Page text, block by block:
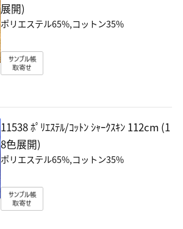
展開)
ポリエステル65%,コットン35%
11538 ﾎﾟﾘｴｽﾃﾙ/ｺｯﾄﾝ ｼｬｰｸｽｷﾝ 112cm (1
8色展開)
ポリエステル65%,コットン35%